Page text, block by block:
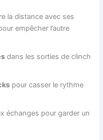
la distance avec ses
empêcher l’autre
dans les sorties de clinch
pour casser le rythme
échanges pour garder un